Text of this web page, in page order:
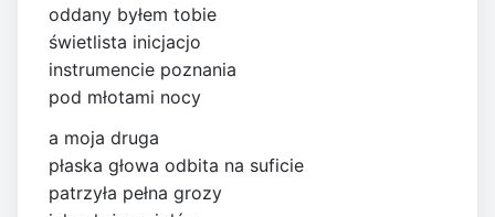
oddany byłem tobie
świetlista inicjacjo
instrumencie poznania
pod młotami nocy
a moja druga
płaska głowa odbita na suficie
patrzyła pełna grozy